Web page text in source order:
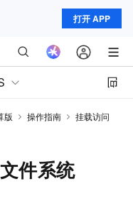
打开 APP
版 操作指南
挂载访问
件系统